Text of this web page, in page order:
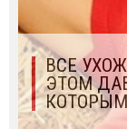
ВСЕ
ЭТОМ